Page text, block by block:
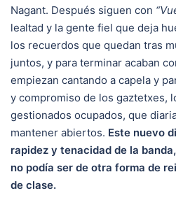
Nagant. Después siguen con
lealtad y la gente fiel que deja
los recuerdos que quedan tras
juntos, y para terminar acaban
empiezan cantando a capela y
y compromiso de los gaztetxes,
gestionados ocupados, que
mantener abiertos. Este nuevo
rapidez y tenacidad de la
no podía ser de otra forma de
de clase.